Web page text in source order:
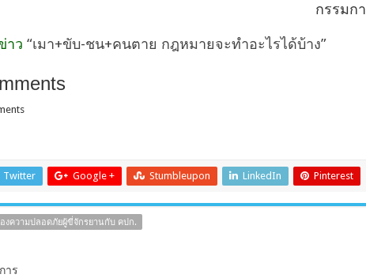
กรรมก
าว “เมา+ขับ-ชน+คนตาย กฎหมายจะทำอะไรได้บ้าง”
Twitter Google + Stumbleupon LinkedIn Pinterest
งความปลอดภัยผู้ขี่จักรยานกับ คปก.
าร